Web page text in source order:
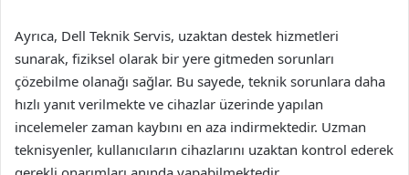
Ayrıca, Dell Teknik Servis, uzaktan destek hizmetleri
sunarak, fiziksel olarak bir yere gitmeden sorunları
çözebilme olanağı sağlar. Bu sayede, teknik sorunlara daha
hızlı yanıt verilmekte ve cihazlar üzerinde yapılan
incelemeler zaman kaybını en aza indirmektedir. Uzman
teknisyenler, kullanıcıların cihazlarını uzaktan kontrol ederek